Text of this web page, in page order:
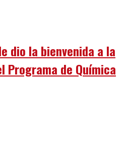
dio la bienvenida a la
Programa de Química